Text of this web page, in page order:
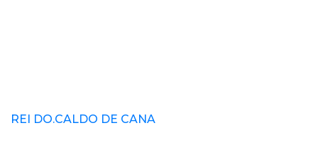
REI DO.CALDO DE CANA